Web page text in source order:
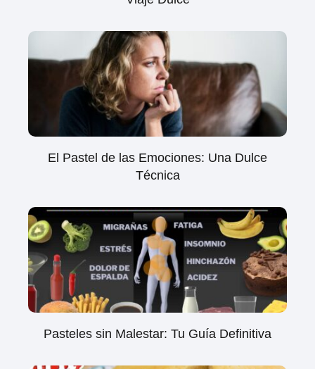
El Pastel de las Emociones: Una Dulce
Técnica
Pasteles sin Malestar: Tu Guía Definitiva